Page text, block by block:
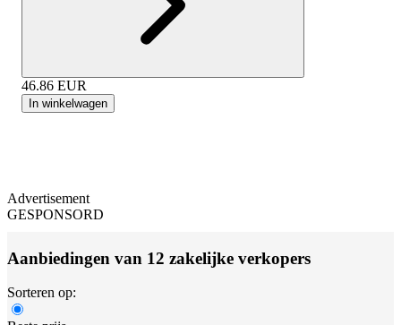
46.86 EUR
In winkelwagen
Advertisement
GESPONSORD
Aanbiedingen van 12 zakelijke verkopers
Sorteren op: